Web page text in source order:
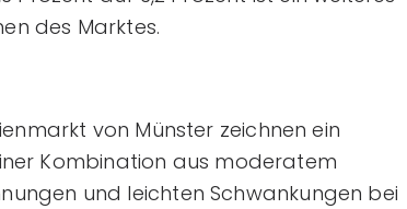
des Marktes.
von Münster zeichnen ein
Kombination aus moderatem
und leichten Schwankungen bei